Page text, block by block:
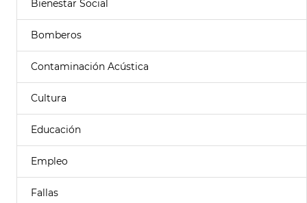
Bienestar Social
Bomberos
Contaminación Acústica
Cultura
Educación
Empleo
Fallas